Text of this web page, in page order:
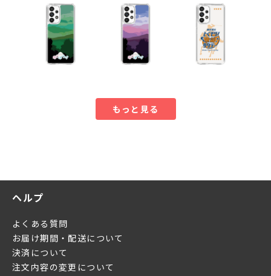
もっと見る
ヘルプ
よくある質問
お届け期間・配送について
決済について
注文内容の変更について